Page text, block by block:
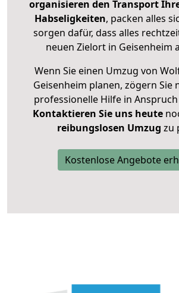
organisieren den Transport
Habseligkeiten, packen alles
sorgen dafür, dass alles
neuen Zielort in Geisenheim
Wenn Sie einen Umzug von
Geisenheim planen, zögern Sie
professionelle Hilfe in
Kontaktieren Sie uns heute
reibungslosen Umzug zu
Kostenlose Angebote